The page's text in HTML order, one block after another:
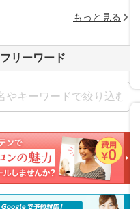
もっと見る
フリーワード